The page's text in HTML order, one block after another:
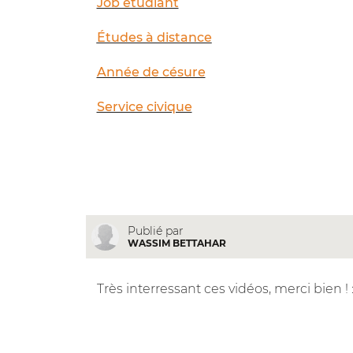
Études à distance
Année de césure
Service civique
Publié par
WASSIM BETTAHAR
Très interressant ces vidéos, merci bien !